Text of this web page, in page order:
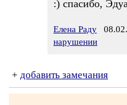
:) спасибо,
Елена Раду
нарушении
+ добавить замечания